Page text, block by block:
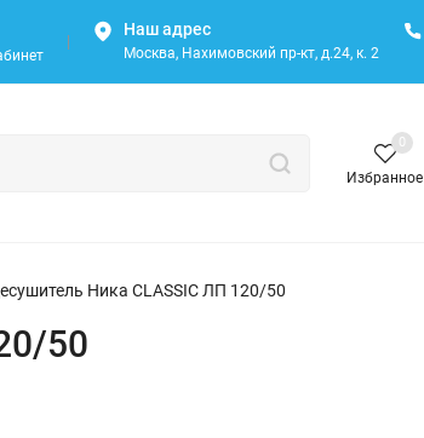
Наш адрес
Москва, Нахимовский пр-кт, д.24, к. 2
Избранное
0
Ника CLASSIC ЛП 120/50
50